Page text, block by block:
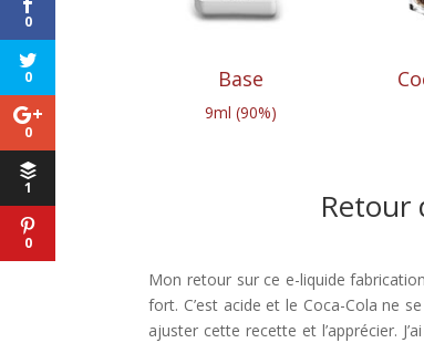
Base
9ml (90%)
Retour
Mon retour sur ce e-liquide
fort. C’est acide et le Coca-Cola ne
ajuster cette recette et l’apprécier.
0
0
0
1
0